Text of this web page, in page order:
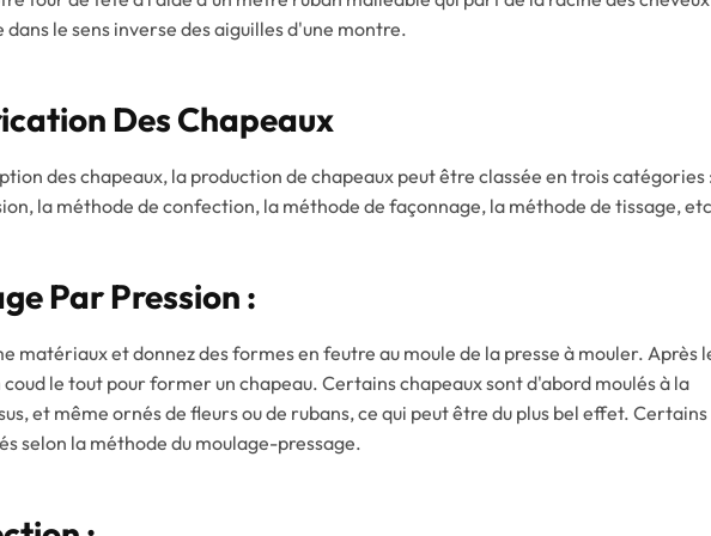
le sens inverse des aiguilles d'une montre.
Des Chapeaux
des chapeaux, la production de chapeaux peut être classée en trois catégories :
la méthode de confection, la méthode de façonnage, la méthode de tissage,
Par Pression :
matériaux et donnez des formes en feutre au moule de la presse à mouler. Après
le tout pour former un chapeau. Certains chapeaux sont d'abord moulés à la
et même ornés de fleurs ou de rubans, ce qui peut être du plus bel effet. Certains
selon la méthode du moulage-pressage.